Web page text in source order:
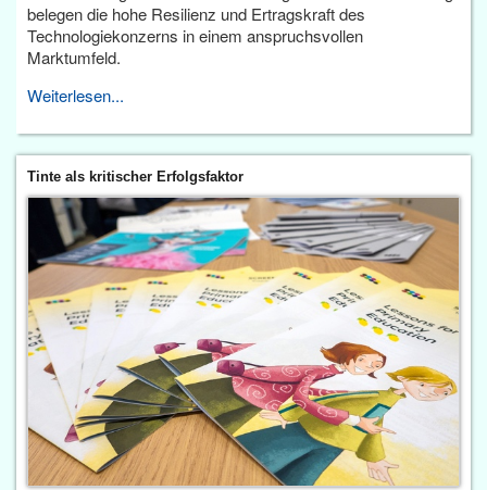
belegen die hohe Resilienz und Ertragskraft des
Technologiekonzerns in einem anspruchsvollen
Marktumfeld.
Weiterlesen...
Tinte als kritischer Erfolgsfaktor